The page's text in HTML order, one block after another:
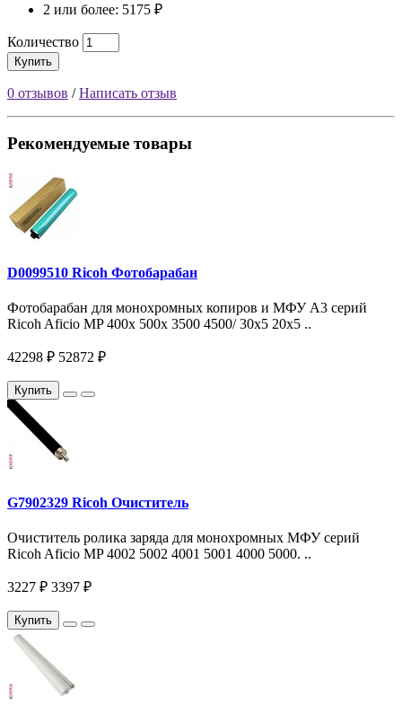
2 или более: 5175 ₽
Количество
Купить
0 отзывов /Написать отзыв
Рекомендуемые товары
D0099510 Ricoh Фотобарабан
Фотобарабан для монохромных копиров и МФУ A3 серий
Ricoh Aficio MP 400x 500x 3500 4500/ 30x5 20x5 ..
42298 ₽ 52872 ₽
Купить
G7902329 Ricoh Очиститель
Очиститель ролика заряда для монохромных МФУ серий
Ricoh Aficio MP 4002 5002 4001 5001 4000 5000. ..
3227 ₽ 3397 ₽
Купить